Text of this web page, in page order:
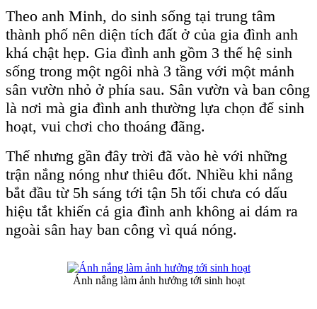
Theo anh Minh, do sinh sống tại trung tâm
thành phố nên diện tích đất ở của gia đình anh
khá chật hẹp. Gia đình anh gồm 3 thế hệ sinh
sống trong một ngôi nhà 3 tầng với một mảnh
sân vườn nhỏ ở phía sau. Sân vườn và ban công
là nơi mà gia đình anh thường lựa chọn để sinh
hoạt, vui chơi cho thoáng đãng.
Thế nhưng gần đây trời đã vào hè với những
trận nắng nóng như thiêu đốt. Nhiều khi nắng
bắt đầu từ 5h sáng tới tận 5h tối chưa có dấu
hiệu tắt khiến cả gia đình anh không ai dám ra
ngoài sân hay ban công vì quá nóng.
Ánh nắng làm ảnh hưởng tới sinh hoạt